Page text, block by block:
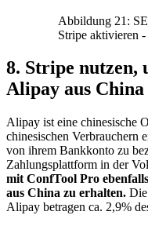
Abbildung 21:
Stripe aktivieren
8. Stripe nutzen,
Alipay aus
Alipay ist eine chinesische
chinesischen Verbrauchern
von ihrem Bankkonto zu
Zahlungsplattform in der
mit ConfTool Pro
aus China zu erhalten.
Alipay betragen ca. 2,9%